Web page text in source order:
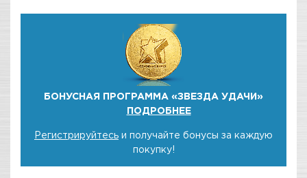
БОНУСНАЯ ПРОГРАММА «ЗВЕЗДА УДАЧИ»
ПОДРОБНЕЕ
Регистрируйтесь и получайте бонусы за каждую
покупку!